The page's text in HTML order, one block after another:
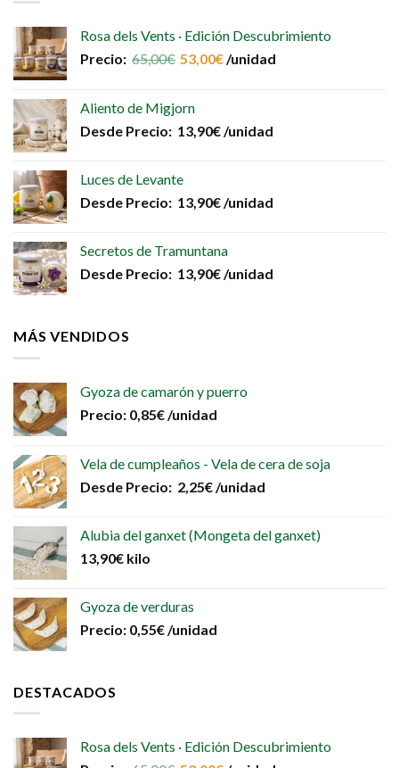
pueden
página
Rosa dels Vents · Edición Descubrimiento
Precio: 65,00€ 53,00€/unidad
Aliento de Migjorn
Desde Precio: 13,90€/unidad
Luces de Levante
Desde Precio: 13,90€/unidad
Secretos de Tramuntana
Desde Precio: 13,90€/unidad
MÁS VENDIDOS
Gyoza de camarón y puerro
Precio: 0,85€ /unidad
Vela de cumpleaños - Vela de cera de soja
Desde Precio: 2,25€ /unidad
Alubia del ganxet (Mongeta del ganxet)
13,90€ kilo
Gyoza de verduras
Precio: 0,55€ /unidad
DESTACADOS
Rosa dels Vents · Edición Descubrimiento